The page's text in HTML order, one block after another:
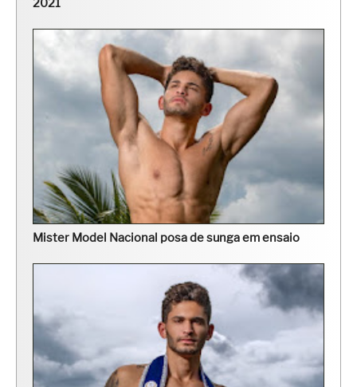
2021
Mister Model Nacional posa de sunga em ensaio